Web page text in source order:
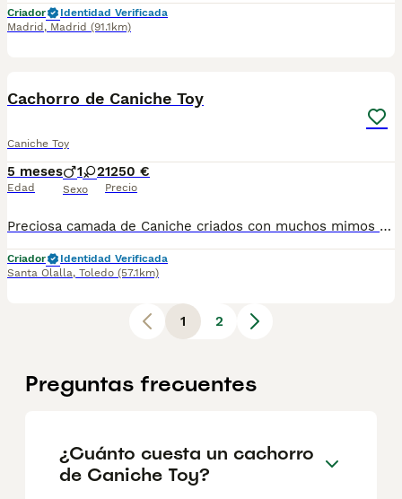
Criador
Identidad Verificada
Madrid , Madrid (91.1km)
Cachorro de Caniche Toy
Caniche Toy
5 meses
Edad
1 2
Sexo
1250 €
Precio
Preciosa camada de Caniche criados con muchos mimos y atenciones bajo supervisión de nuestros veterinarios. Disponemos de varios tamaños y colores,se entregan a partir d los 2 meses de edad, desparasitados interna y externamente, vacunación al día, contrato de compraventa con garantías viricas y congénitas. No dudes en venir a visitarnos previa cita, estaremos encantados de atenderte y ayudarte a elegir tú cachorro ideal,.también para más información fotos y vídeos actuales de nuestros cachorros en nuestro tlfno de contacto 662479850 Julio (Don Cachorro) Precio según características del cachorro desde 1250 €, IVA incluido.
Criador
Identidad Verificada
Santa Olalla, Toledo (57.1km)
1 2
Preguntas frecuentes
¿Cuánto cuesta un cachorro
de Caniche Toy?